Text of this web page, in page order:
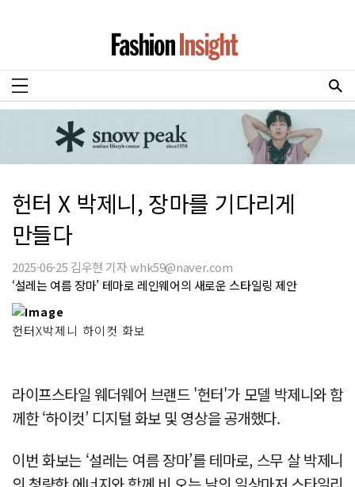
헌터 X 박제니, 장마를 기다리게
만들다
2025-06-25 김우현 기자 whk59@naver.com
‘설레는 여름 장마’ 테마로 레인웨어의 새로운 스타일링 제안
헌터X박제니 하이컷 화보
라이프스타일 웨더웨어 브랜드 '헌터'가 모델 박제니와 함
께한‘하이컷’ 디지털 화보 및 영상을 공개했다.
이번 화보는 ‘설레는 여름 장마’를 테마로, 스무 살 박제니